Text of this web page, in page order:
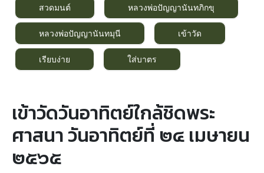
สวดมนต์ หลวงพ่อปัญญานันทภิกขุ
หลวงพ่อปัญญานันทมุนี เข้าวัด
เรียบง่าย ใส่บาตร
เข้าวัดวันอาทิตย์ใกล้ชิดพระ
ศาสนา วันอาทิตย์ที่ ๒๔ เมษายน
๒๕๖๕